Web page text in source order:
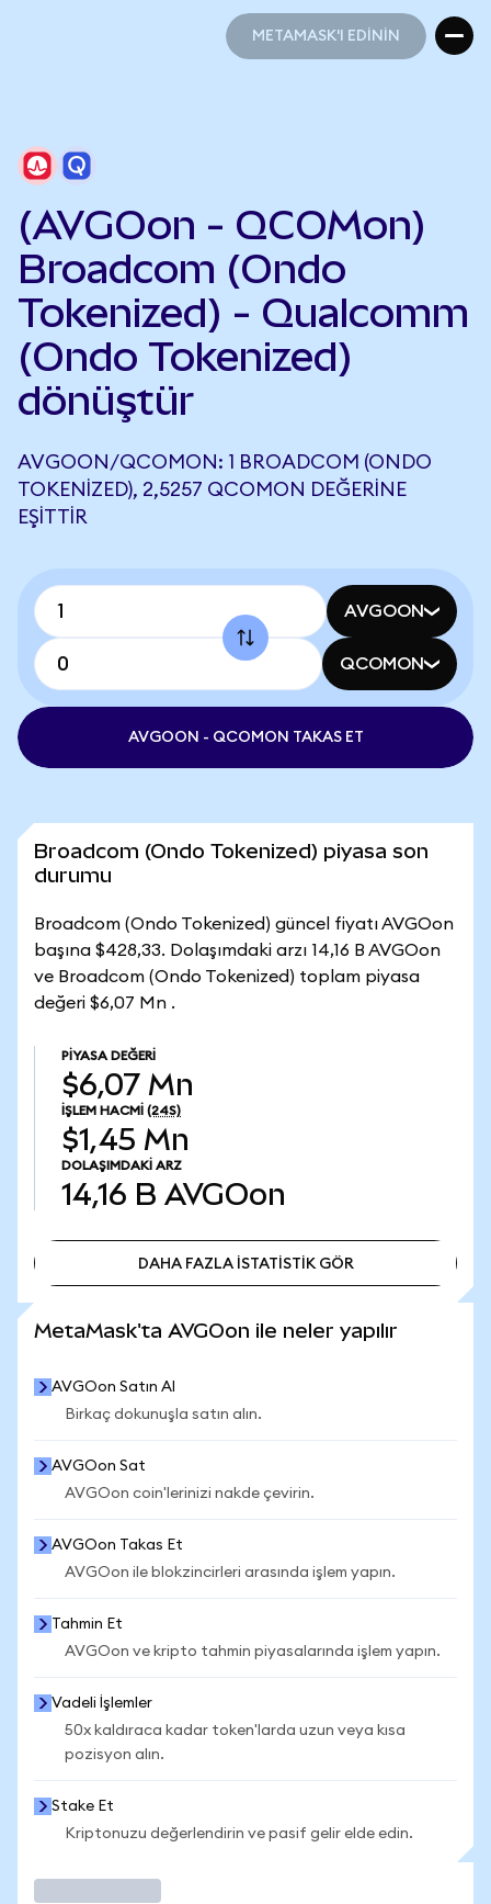
METAMASK'I EDİNİN
(AVGOon - QCOMon)
Broadcom (Ondo
Tokenized) - Qualcomm
(Ondo Tokenized)
dönüştür
AVGOON/QCOMON: 1 BROADCOM (ONDO
TOKENIZED), 2,5257 QCOMON DEĞERINE
EŞITTIR
AVGOON
QCOMON
AVGOON - QCOMON TAKAS ET
Broadcom (Ondo Tokenized) piyasa son
durumu
Broadcom (Ondo Tokenized) güncel fiyatı AVGOon
başına $428,33. Dolaşımdaki arzı 14,16 B AVGOon
ve Broadcom (Ondo Tokenized) toplam piyasa
değeri $6,07 Mn .
PIYASA DEĞERI
$6,07 Mn
İŞLEM HACMI (24S)
$1,45 Mn
DOLAŞIMDAKI ARZ
14,16 B AVGOon
DAHA FAZLA İSTATİSTİK GÖR
MetaMask'ta AVGOon ile neler yapılır
AVGOon Satın Al
Birkaç dokunuşla satın alın.
AVGOon Sat
AVGOon coin'lerinizi nakde çevirin.
AVGOon Takas Et
AVGOon ile blokzincirleri arasında işlem yapın.
Tahmin Et
AVGOon ve kripto tahmin piyasalarında işlem yapın.
Vadeli İşlemler
50x kaldıraca kadar token'larda uzun veya kısa
pozisyon alın.
Stake Et
Kriptonuzu değerlendirin ve pasif gelir elde edin.